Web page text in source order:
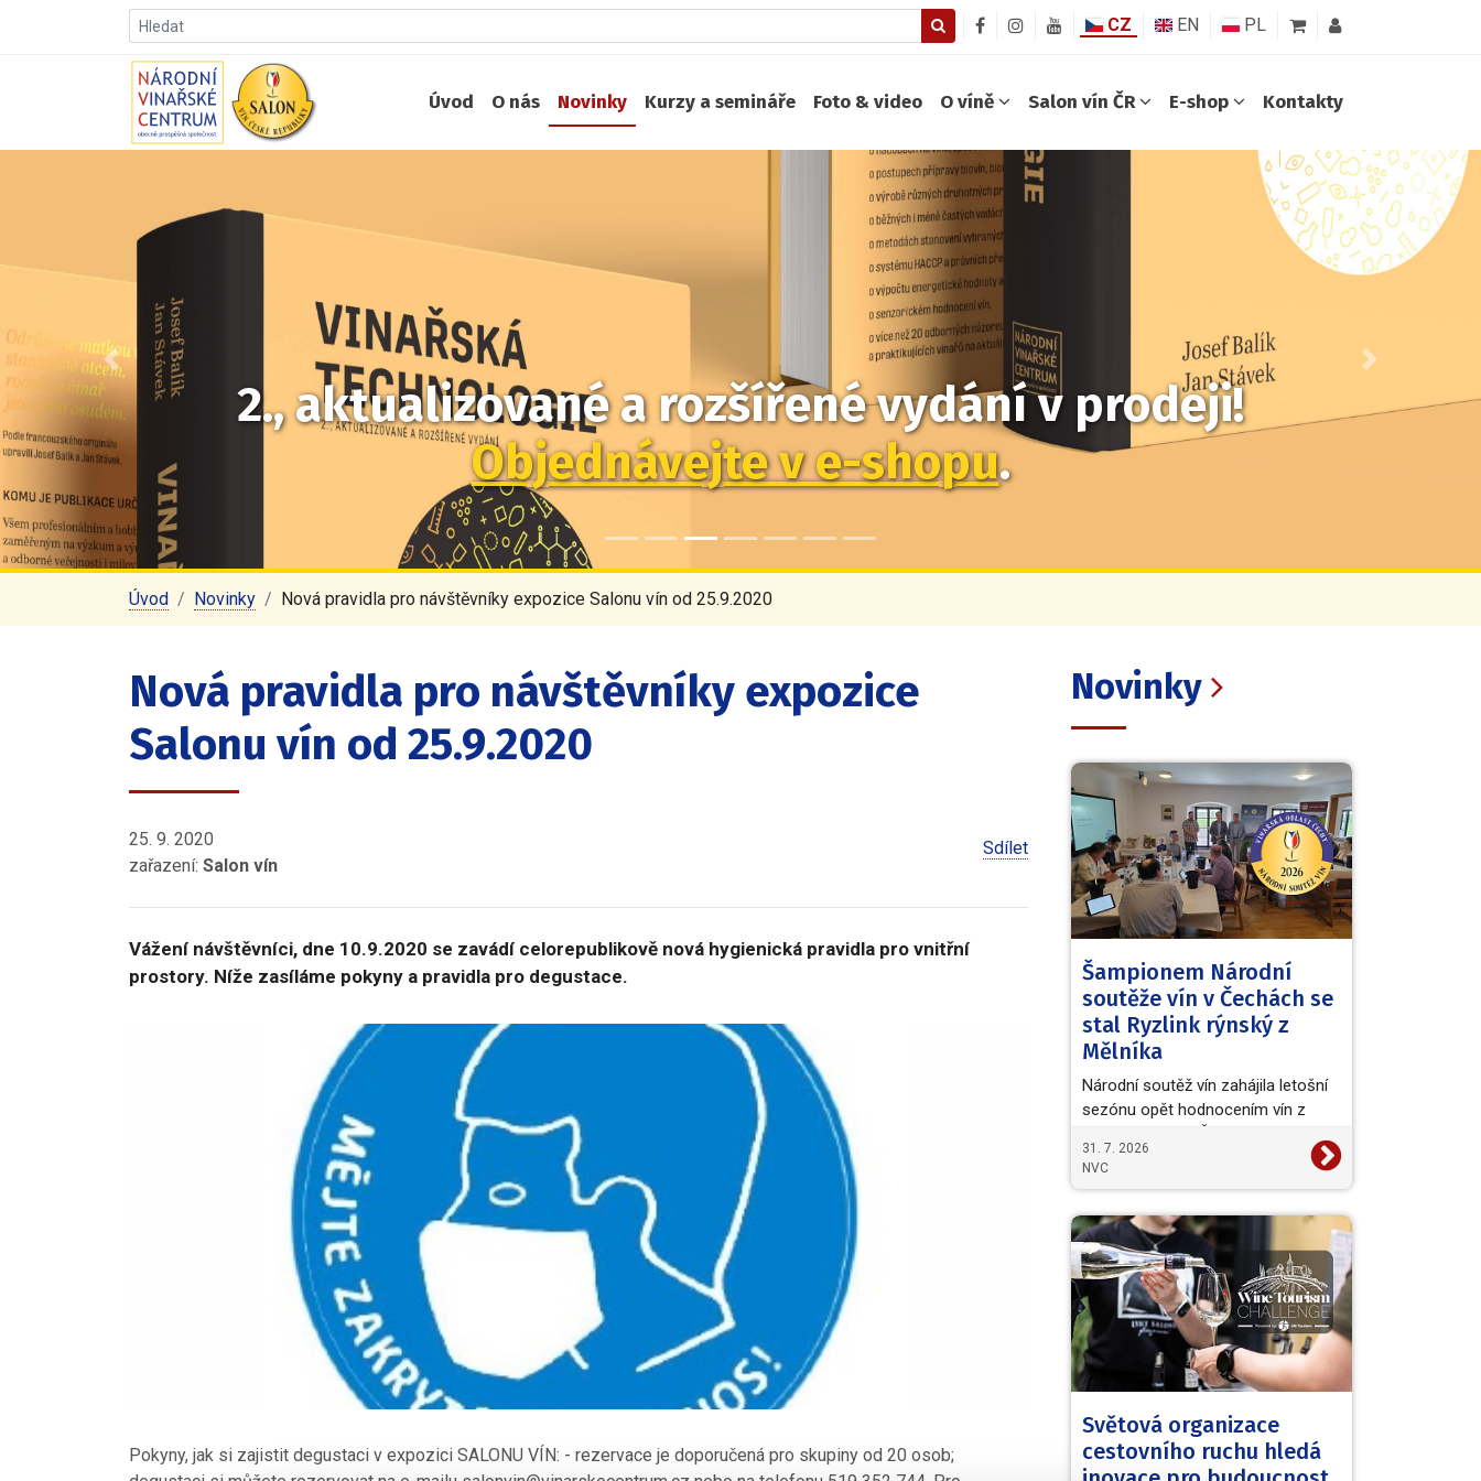
CZ EN PL
Úvod O nás Novinky Kurzy a semináře Foto & video O víně Salon vín ČR E-shop Kontakty
2., aktualizované a rozšířené vydání v prodeji!
Objednávejte v e-shopu.
Předchozí Další
Úvod Novinky Nová pravidla pro návštěvníky expozice Salonu vín od 25.9.2020
Nová pravidla pro návštěvníky expozice
Salonu vín od 25.9.2020
25. 9. 2020
zařazení: Salon vín
Sdílet
Vážení návštěvníci, dne 10.9.2020 se zavádí celorepublikově nová hygienická pravidla pro vnitřní
prostory. Níže zasíláme pokyny a pravidla pro degustace.
Pokyny, jak si zajistit degustaci v expozici SALONU VÍN: - rezervace je doporučená pro skupiny od 20 osob;
Novinky
Šampionem Národní
soutěže vín v Čechách se
stal Ryzlink rýnský z
Mělníka
Národní soutěž vín zahájila letošní
sezónu opět hodnocením vín z
Šampiona a zároveň…
31. 7. 2026
NVC
Světová organizace
cestovního ruchu hledá